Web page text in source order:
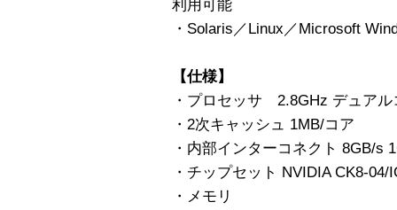
利用可能
・Solaris／Linux／Microsoft
【仕様】
・プロセッサ 2.8GHz デュアル
・2次キャッシュ 1MB/コア
・内部インターコネクト 8GB/s
・チップセット NVIDIA CK8-04/
・メモリ